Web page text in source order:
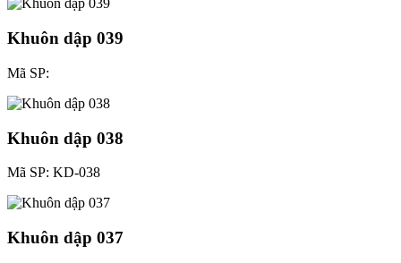
Khuôn dập 039
Mã SP:
Khuôn dập 038
Mã SP: KD-038
Khuôn dập 037